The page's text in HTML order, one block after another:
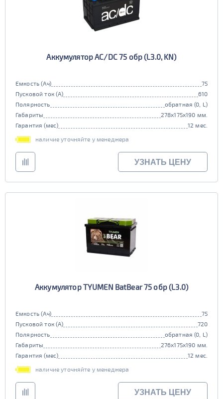
Аккумулятор AC/DC 75 обр (L3.0, KN)
Емкость (Ач)
75
Пусковой ток (А)
610
Полярность
обратная (0, L)
Габариты
278x175x190 мм.
Гарантия (мес)
12 мес.
наличие уточняйте у менеджера
УЗНАТЬ ЦЕНУ
Аккумулятор TYUMEN BatBear 75 обр (L3.0)
Емкость (Ач)
75
Пусковой ток (А)
720
Полярность
обратная (0, L)
Габариты
276x175x190 мм.
Гарантия (мес)
12 мес.
наличие уточняйте у менеджера
УЗНАТЬ ЦЕНУ